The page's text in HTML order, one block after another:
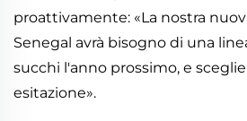
proattivamente: «La nostra
Senegal avrà bisogno di una
succhi l'anno prossimo, e
esitazione».